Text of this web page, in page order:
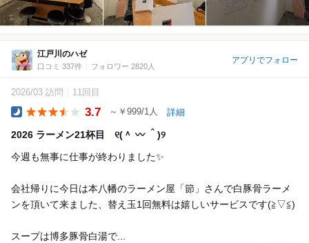
江戸川のハゼ
口コミ 337件 フォロワー 2820人
アプリでフォロー
2026/03 訪問 11回目
3.7 ～￥999/1人 詳細
2026 ラーメン21杯目 ୧⁠(⁠＾⁠ ⁠〰⁠ ⁠＾⁠)⁠୨
今週も無事に仕事が終わりました✨
会社帰りに今日は本八幡のラーメン屋「節」さんで白豚骨ラーメ
ンを頂いて来ました、替え玉1回無料は嬉しいサービスです(⁠≧⁠▽⁠≦⁠)
スープは博多豚骨白湯で...